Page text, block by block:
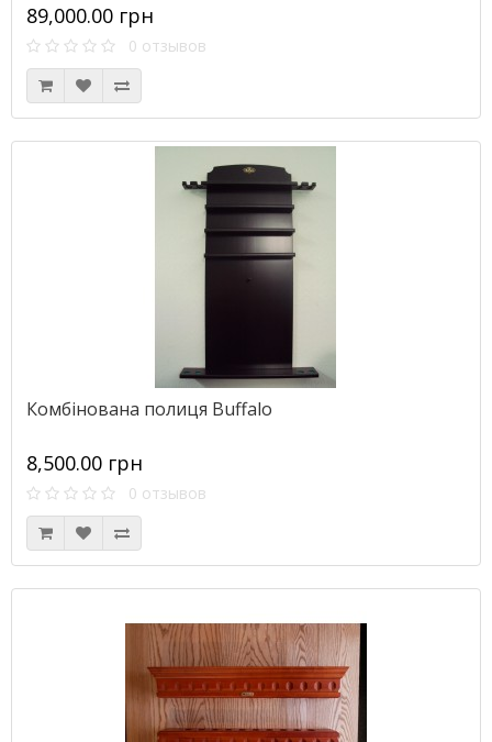
89,000.00 грн
0 отзывов
Комбінована полиця Buffalo
8,500.00 грн
0 отзывов